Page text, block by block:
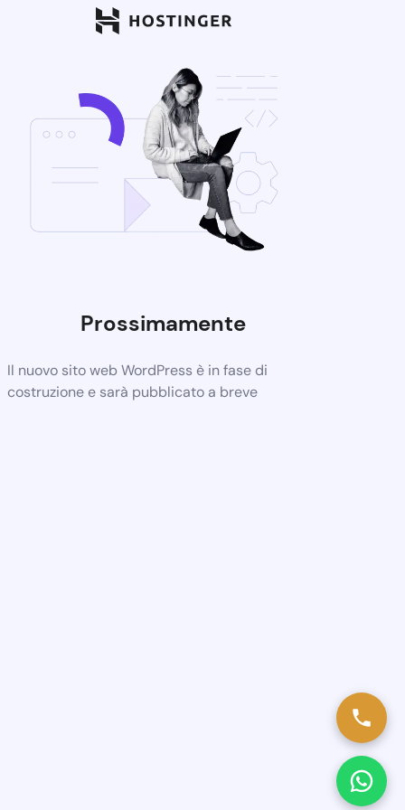
Prossimamente
Il nuovo sito web WordPress è in fase di
costruzione e sarà pubblicato a breve